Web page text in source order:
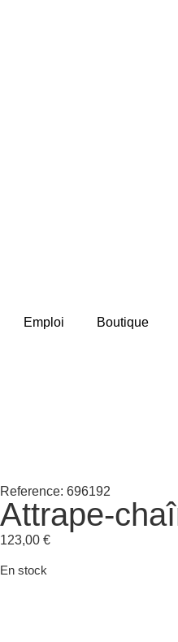
Emploi Boutique
Reference: 696192
Attrape-
123,00€
En stock